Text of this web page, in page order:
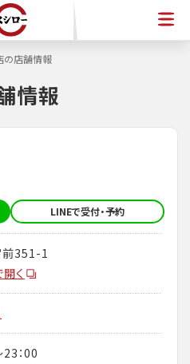
の店舗情報
情報
LINEで受付・予約
前351-1
く
：00